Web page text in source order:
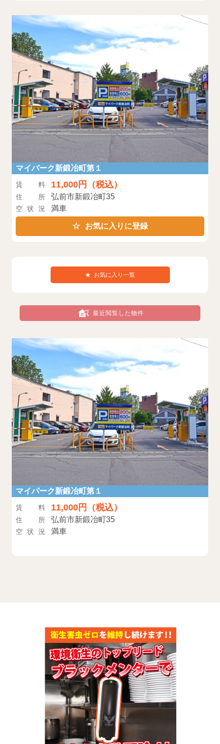
マイパーク新鍛冶町第１
賃料 11,000円（税込）
住所 弘前市新鍛冶町35
空状況 満車
お気に入りに登録
★ お気に入り一覧
最近閲覧した物件
マイパーク新鍛冶町第１
賃料 11,000円（税込）
住所 弘前市新鍛冶町35
空状況 満車